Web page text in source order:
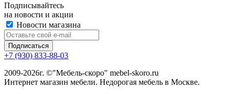
Подписывайтесь
на новости и акции
Новости магазина
+7 (930) 833-88-03
2009-2026г. ©"Мебель-скоро" mebel-skoro.ru
Интернет магазин мебели. Недорогая мебель в Москве.